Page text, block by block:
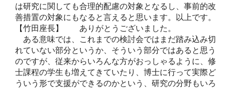
は研究に関しても合理的配慮の対象となるし、事前的改
善措置の対象にもなると言えると思います。以上です。
【竹田座長】 ありがとうございました。
ある意味では、これまでの検討会ではまだ踏み込み切
れていない部分というか、そういう部分ではあると思う
のですが、従来からいろんな方がおっしゃるように、修
士課程の学生も増えてきていたり、博士に行って実際ど
ういう形で支援ができるのかという、研究の分野もいろ